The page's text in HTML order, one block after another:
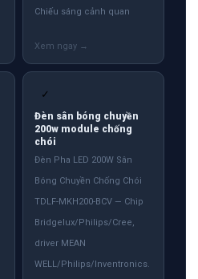
Chiếu sáng cảnh quan
✓
Đèn sân bóng chuyền
200w module chống
chói
Đèn Pha LED 200W Sân
Bóng Chuyền Chống Chói
TDLF-MKH200-BCV — Chip
Bridgelux/Philips/Cree,
driver MEAN
WELL/Philips/Inventronics.